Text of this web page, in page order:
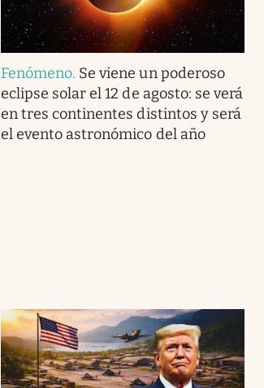
Fenómeno. Se viene un poderoso
eclipse solar el 12 de agosto: se verá
en tres continentes distintos y será
el evento astronómico del año